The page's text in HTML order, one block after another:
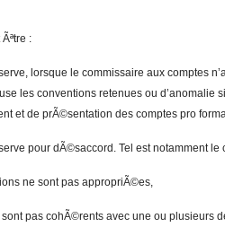
:
lorsque le commissaire aux comptes
les conventions retenues ou d’anomalie
et de prÃ©sentation des comptes pro
pour dÃ©saccord. Tel est notamment le
ne sont pas appropriÃ©es,
pas cohÃ©rents avec une ou plusieurs